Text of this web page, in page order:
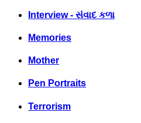
Interview - સંવાદ કળા
Memories
Mother
Pen Portraits
Terrorism